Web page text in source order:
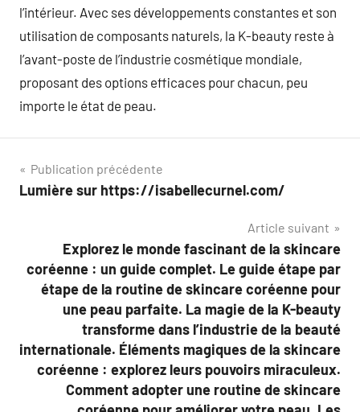
l’intérieur. Avec ses développements constantes et son
utilisation de composants naturels, la K-beauty reste à
l’avant-poste de l’industrie cosmétique mondiale,
proposant des options efficaces pour chacun, peu
importe le état de peau.
Navigation
de
Publication précédente
Lumière sur https://isabellecurnel.com/
Article suivant
Explorez le monde fascinant de la skincare
coréenne : un guide complet. Le guide étape par
étape de la routine de skincare coréenne pour
une peau parfaite. La magie de la K-beauty
transforme dans l’industrie de la beauté
internationale. Éléments magiques de la skincare
coréenne : explorez leurs pouvoirs miraculeux.
Comment adopter une routine de skincare